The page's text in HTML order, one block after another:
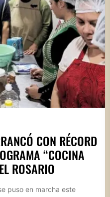
CON RÉCORD
“COCINA
ROSARIO
puso en marcha este